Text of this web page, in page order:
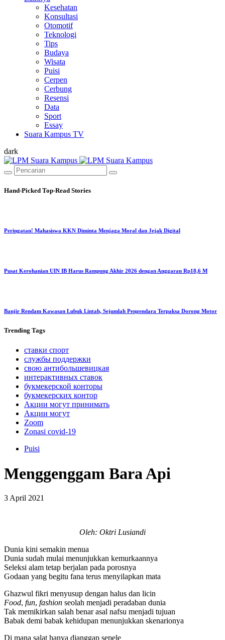
Kesehatan
Konsultasi
Otomotif
Teknologi
Tips
Budaya
Wisata
Puisi
Cerpen
Cerbung
Resensi
Data
Sport
Essay
Suara Kampus TV
dark
Hand-Picked Top-Read Stories
Peringatan! Mahasiswa KKN Diminta Menjaga Moral dan Jejak Digital
Pusat Kerohanian UIN IB Harus Rampung Akhir 2026 dengan Anggaran Rp18,6 M
Banjir Rendam Kawasan Lubuk Lintah, Sejumlah Pengendara Terpaksa Dorong Motor
Trending Tags
ставки спорт
службы поддержки
свою антибольшевицкая
интерактивных ставок
букмекерской конторы
букмекерских контор
Акции могут принимать
Акции могут
Zoom
Zonasi covid-19
Puisi
Menggenggam Bara Api
3 April 2021
Oleh: Oktri Lusiandi
Dunia kini semakin menua
Dunia sudah mulai menunjukkan kemurkaannya
Seleksi alam tetap berjalan pada porosnya
Godaan yang begitu fana terus menyilapkan mata
Ghazwul fikri menyusup dengan halus dan licin
Food, fun, fashion seolah menjadi peradaban dunia
Tak memikirkan salah benar asal nafsu menjadi tujuan
Babak demi babak kehidupan menunjukkan skenarionya
Di mana salat hanya dianggap sepele